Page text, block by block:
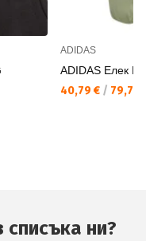
ADIDAS
ADIDAS Елек
40,79 € / 79,78
ни?